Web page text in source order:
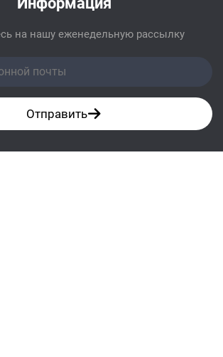
на нашу еженедельную рассылку
Отправить